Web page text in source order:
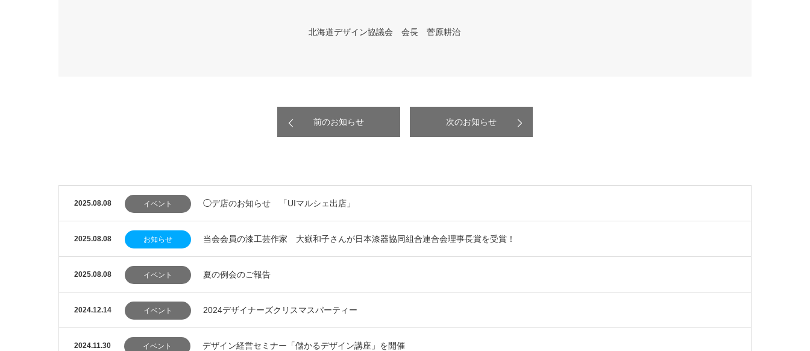
北海道デザイン協議会 会長 菅原耕治
前のお知らせ 次のお知らせ
2025.08.08 イベント ◯デ店のお知らせ 「UIマルシェ出店」
2025.08.08 お知らせ 当会会員の漆工芸作家 大嶽和子さんが日本漆器協同組合連合会理事長賞を受賞！
2025.08.08 イベント 夏の例会のご報告
2024.12.14 イベント 2024デザイナーズクリスマスパーティー
2024.11.30 イベント デザイン経営セミナー「儲かるデザイン講座」を開催